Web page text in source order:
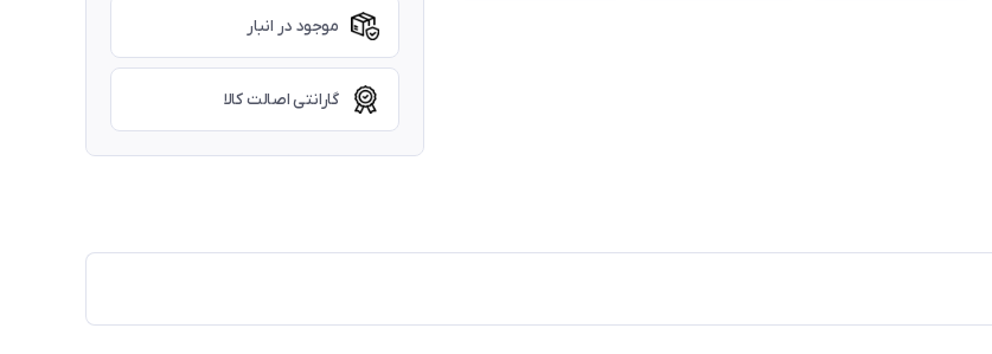
موجود در انبار
گارانتی اصالت کالا